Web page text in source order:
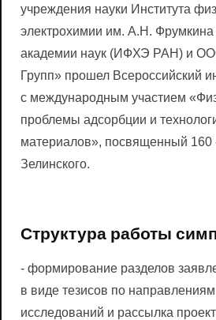
учреждения науки Института
электрохимии им. А.Н. Фрумкина
академии наук (ИФХЭ РАН) и
Групп» прошел Всероссийский
с международным участием
проблемы адсорбции и
материалов», посвященный 160
Зелинского.
Структура работы
- формирование разделов
в виде тезисов по
исследований и рассылка